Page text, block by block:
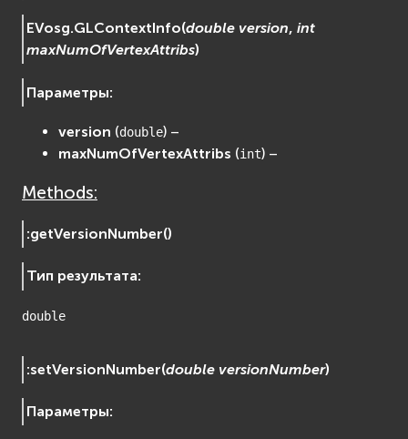
osgAnimation
osgGA
osgShadow
osgText
osgUtil
Физика (Physics)
Фаиловая система (File System)
EVosg.GLContextInfo(double version,int
maxNumOfVertexAttribs)
Параметры:
version (double) –
maxNumOfVertexAttribs (int) –
Methods:
:getVersionNumber()
Тип результата:
double
:setVersionNumber(double versionNumber)
Параметры: